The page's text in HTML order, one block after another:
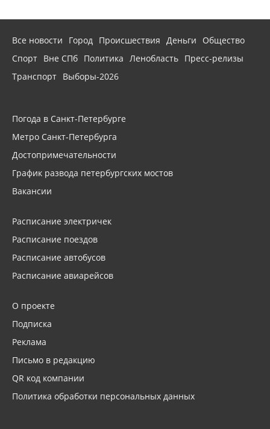
Все новости Город Происшествия Деньги
Общество
Спорт Вне СПб Политика Ленобласть Пресс-релизы
Транспорт Выборы-2026
Погода в Санкт-Петербурге
Метро Санкт-Петербурга
Достопримечательности
График развода петербургских мостов
Вакансии
Расписание электричек
Расписание поездов
Расписание автобусов
Расписание авиарейсов
О проекте
Подписка
Реклама
Письмо в редакцию
QR код компании
Политика обработки персональных данных